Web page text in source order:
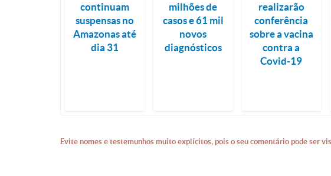
continuam
suspensas no
Amazonas até
dia 31
milhões de
casos e 61 mil
novos
diagnósticos
realizarão
conferência
sobre a vacina
contra a
Covid-19
Evite nomes e testemunhos muito explícitos, pois o seu comentário pode ser